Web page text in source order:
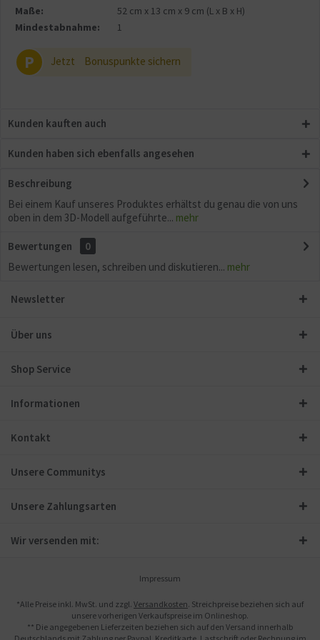
Maße:
52 cm x 13 cm x 9 cm (L x B x H)
Mindestabnahme:
1
P Jetzt Bonuspunkte sichern
Kunden kauften auch
Kunden haben sich ebenfalls angesehen
Beschreibung
Bei einem Kauf unseres Produktes erhältst du genau die von uns
oben in dem 3D-Modell aufgeführte... mehr
Bewertungen
0
Bewertungen lesen, schreiben und diskutieren... mehr
Newsletter
Über uns
Shop Service
Informationen
Kontakt
Unsere Communitys
Unsere Zahlungsarten
Wir versenden mit:
Impressum
*Alle Preise inkl. MwSt. und zzgl. Versandkosten. Streichpreise beziehen sich auf
unsere vorherigen Verkaufspreise im Onlineshop.
** Die angegebenen Lieferzeiten beziehen sich auf den Versand innerhalb
Sonstige Aktiv